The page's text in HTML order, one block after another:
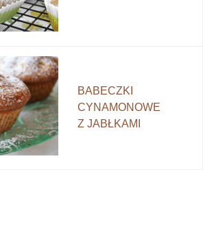
BABECZKI
CYNAMONOWE
Z JABŁKAMI